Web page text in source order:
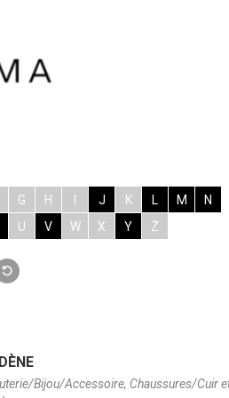
G H I J K L M
N
U V W X Y Z
Bijou/Accessoire, Chaussures/Cuir